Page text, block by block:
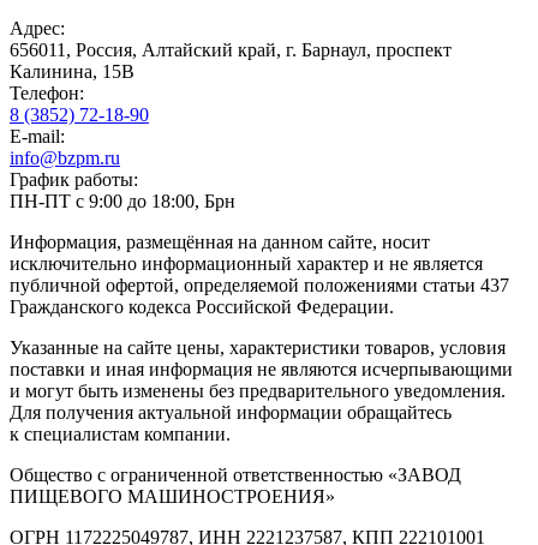
Адрес:
656011, Россия, Алтайский край, г. Барнаул, проспект
Калинина, 15В
Телефон:
8 (3852) 72-18-90
E-mail:
info@bzpm.ru
График работы:
ПН-ПТ с 9:00 до 18:00, Брн
Информация, размещённая на данном сайте, носит
исключительно информационный характер и не является
публичной офертой, определяемой положениями статьи 437
Гражданского кодекса Российской Федерации.
Указанные на сайте цены, характеристики товаров, условия
поставки и иная информация не являются исчерпывающими
и могут быть изменены без предварительного уведомления.
Для получения актуальной информации обращайтесь
к специалистам компании.
Общество с ограниченной ответственностью «ЗАВОД
ПИЩЕВОГО МАШИНОСТРОЕНИЯ»
ОГРН 1172225049787, ИНН 2221237587, КПП 222101001